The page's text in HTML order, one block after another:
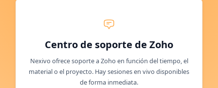
Centro de soporte de Zoho
Nexivo ofrece soporte a Zoho en función del tiempo, el
material o el proyecto. Hay sesiones en vivo disponibles
de forma inmediata.